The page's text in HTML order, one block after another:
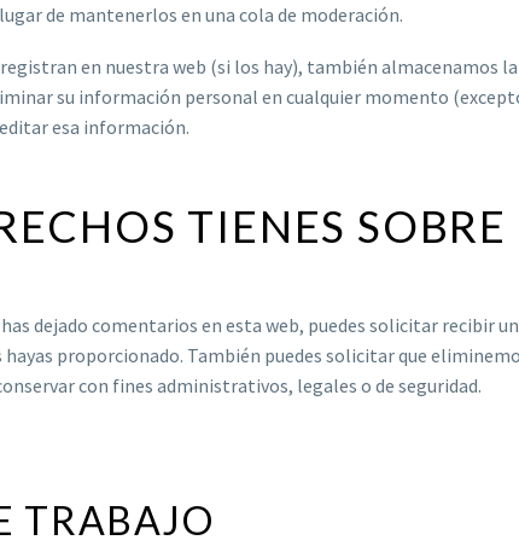
de mantenerlos en una cola de moderación.
registran en nuestra web (si los hay), también
su información personal en cualquier momento
esa información.
TIENES
dejado comentarios en esta web, puedes solicitar recibir
hayas proporcionado. También puedes solicitar que
con fines administrativos, legales o de seguridad.
TRABAJO